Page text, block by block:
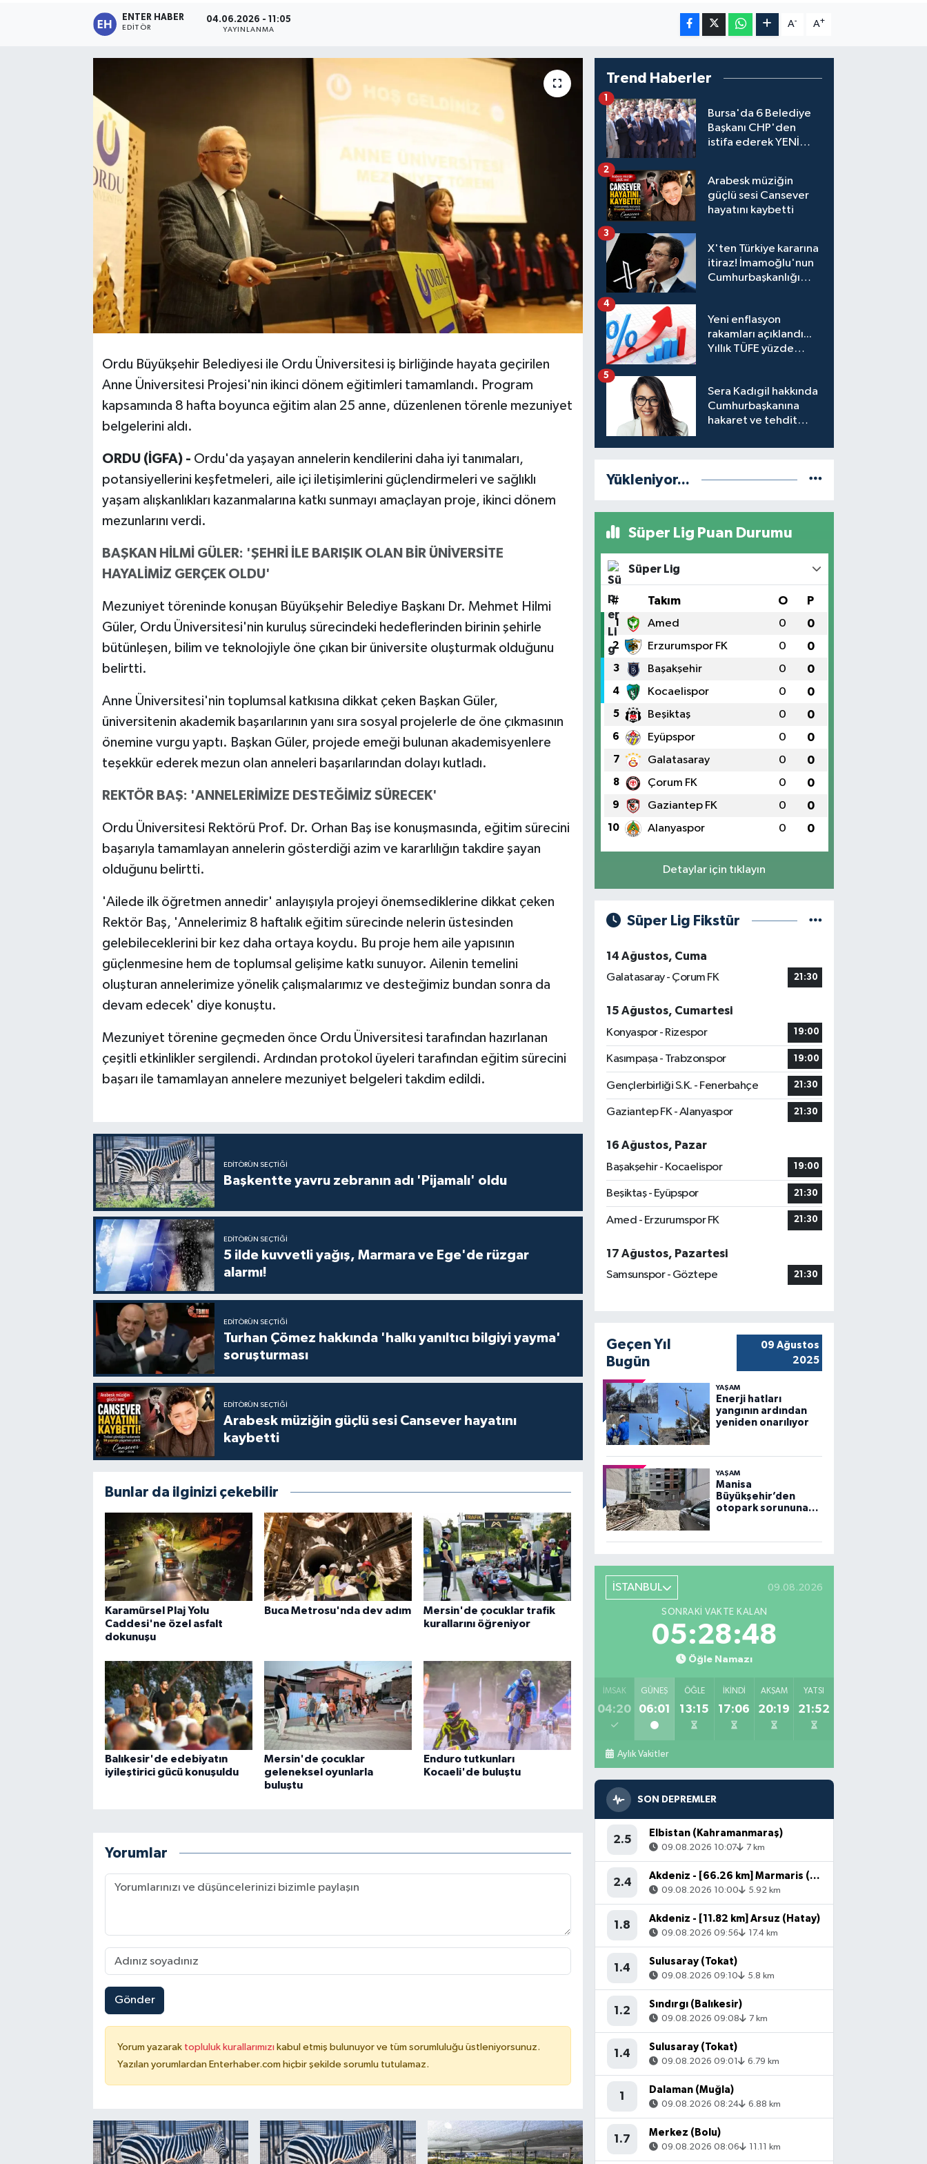
ENTER HABER
EDITÖR
04.06.2026 - 11:05
YAYINLANMA
A- A+
Ordu Büyükşehir Belediyesi ile Ordu Üniversitesi iş birliğinde hayata geçirilen
Anne Üniversitesi Projesi'nin ikinci dönem eğitimleri tamamlandı. Program
kapsamında 8 hafta boyunca eğitim alan 25 anne, düzenlenen törenle mezuniyet
belgelerini aldı.
ORDU (İGFA) - Ordu'da yaşayan annelerin kendilerini daha iyi tanımaları,
potansiyellerini keşfetmeleri, aile içi iletişimlerini güçlendirmeleri ve sağlıklı
yaşam alışkanlıkları kazanmalarına katkı sunmayı amaçlayan proje, ikinci dönem
mezunlarını verdi.
BAŞKAN HİLMİ GÜLER: 'ŞEHRİ İLE BARIŞIK OLAN BİR ÜNİVERSİTE
HAYALİMİZ GERÇEK OLDU'
Mezuniyet töreninde konuşan Büyükşehir Belediye Başkanı Dr. Mehmet Hilmi
Güler, Ordu Üniversitesi'nin kuruluş sürecindeki hedeflerinden birinin şehirle
bütünleşen, bilim ve teknolojiyle öne çıkan bir üniversite oluşturmak olduğunu
belirtti.
Anne Üniversitesi'nin toplumsal katkısına dikkat çeken Başkan Güler,
üniversitenin akademik başarılarının yanı sıra sosyal projelerle de öne çıkmasının
önemine vurgu yaptı. Başkan Güler, projede emeği bulunan akademisyenlere
teşekkür ederek mezun olan anneleri başarılarından dolayı kutladı.
REKTÖR BAŞ: 'ANNELERİMİZE DESTEĞİMİZ SÜRECEK'
Ordu Üniversitesi Rektörü Prof. Dr. Orhan Baş ise konuşmasında, eğitim sürecini
başarıyla tamamlayan annelerin gösterdiği azim ve kararlılığın takdire şayan
olduğunu belirtti.
'Ailede ilk öğretmen annedir' anlayışıyla projeyi önemsediklerine dikkat çeken
Rektör Baş, 'Annelerimiz 8 haftalık eğitim sürecinde nelerin üstesinden
gelebileceklerini bir kez daha ortaya koydu. Bu proje hem aile yapısının
güçlenmesine hem de toplumsal gelişime katkı sunuyor. Ailenin temelini
oluşturan annelerimize yönelik çalışmalarımız ve desteğimiz bundan sonra da
devam edecek' diye konuştu.
Mezuniyet törenine geçmeden önce Ordu Üniversitesi tarafından hazırlanan
çeşitli etkinlikler sergilendi. Ardından protokol üyeleri tarafından eğitim sürecini
başarı ile tamamlayan annelere mezuniyet belgeleri takdim edildi.
EDITÖRÜN SEÇTIĞI
Başkentte yavru zebranın adı 'Pijamalı' oldu
EDITÖRÜN SEÇTIĞI
5 ilde kuvvetli yağış, Marmara ve Ege'de rüzgar
alarmı!
EDITÖRÜN SEÇTIĞI
Turhan Çömez hakkında 'halkı yanıltıcı bilgiyi yayma'
soruşturması
EDITÖRÜN SEÇTIĞI
Arabesk müziğin güçlü sesi Cansever hayatını
kaybetti
Bunlar da ilginizi çekebilir
Karamürsel Plaj Yolu
Caddesi'ne özel asfalt
dokunuşu
Buca Metrosu'nda dev adım
Mersin'de çocuklar trafik
kurallarını öğreniyor
Balıkesir'de edebiyatın
iyileştirici gücü konuşuldu
Mersin'de çocuklar
geleneksel oyunlarla
buluştu
Enduro tutkunları
Kocaeli'de buluştu
Yorumlar
Gönder
Yorum yazarak topluluk kurallarımızı kabul etmiş bulunuyor ve tüm sorumluluğu üstleniyorsunuz.
Yazılan yorumlardan Enterhaber.com hiçbir şekilde sorumlu tutulamaz.
Trend Haberler
Bursa'da 6 Belediye
Başkanı CHP'den
istifa ederek YENİ
1
Arabesk müziğin
güçlü sesi Cansever
hayatını kaybetti
2
X'ten Türkiye kararına
itiraz! İmamoğlu'nun
Cumhurbaşkanlığı
engeli mahkemeye
taşındı
3
Yeni enflasyon
rakamları açıklandı...
Yıllık TÜFE yüzde
4
Sera Kadıgil hakkında
Cumhurbaşkanına
hakaret ve tehdit
5
Yükleniyor...
Süper Lig Puan Durumu
Süper Lig
# Takım O P
1 Amed 0 0
2 Erzurumspor FK 0 0
3 Başakşehir 0 0
4 Kocaelispor 0 0
5 Beşiktaş 0 0
6 Eyüpspor 0 0
7 Galatasaray 0 0
8 Çorum FK 0 0
9 Gaziantep FK 0 0
10 Alanyaspor 0 0
Detaylar için tıklayın
Süper Lig Fikstür
14 Ağustos, Cuma
Galatasaray - Çorum FK
21:30
15 Ağustos, Cumartesi
Konyaspor - Rizespor
19:00
Kasımpaşa - Trabzonspor 19:00
Gençlerbirliği S.K. - Fenerbahçe 21:30
Gaziantep FK - Alanyaspor 21:30
16 Ağustos, Pazar
Başakşehir - Kocaelispor
19:00
Beşiktaş - Eyüpspor 21:30
Amed - Erzurumspor FK 21:30
17 Ağustos, Pazartesi
Samsunspor - Göztepe
21:30
Geçen Yıl
Bugün
09 Ağustos
2025
YAŞAM
Enerji hatları
yangının ardından
yeniden onarılıyor
YAŞAM
Manisa
Büyükşehir’den
otopark sorununa
İSTANBUL 09.08.2026
SONRAKI VAKTE KALAN
05:28:46
Öğle Namazı
İMSAK
04:20
GÜNEŞ
06:01
ÖĞLE
13:15
İKINDI
17:06
AKŞAM
20:19
YATSI
21:52
Aylık Vakitler
SON DEPREMLER
2.5
Elbistan (Kahramanmaraş)
09.08.2026 10:07 7 km
2.4
Akdeniz - [66.26 km] Marmaris (Muğla)
09.08.2026 10:00 5.92 km
1.8
Akdeniz - [11.82 km] Arsuz (Hatay)
09.08.2026 09:56 17.4 km
1.4
Sulusaray (Tokat)
09.08.2026 09:10 5.8 km
1.2
Sındırgı (Balıkesir)
09.08.2026 09:08 7 km
1.4
Sulusaray (Tokat)
09.08.2026 09:01 6.79 km
1
Dalaman (Muğla)
09.08.2026 08:24 6.88 km
1.7
Merkez (Bolu)
09.08.2026 08:06 11.11 km
KÜLTÜR SANAT
FRAGMANLAR